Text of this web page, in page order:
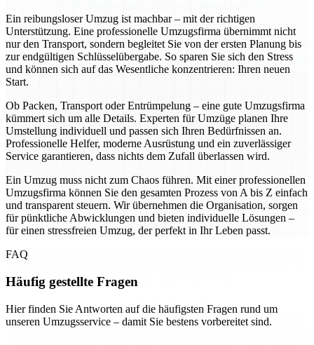
Ein reibungsloser Umzug ist machbar – mit der richtigen
Unterstützung. Eine professionelle Umzugsfirma übernimmt nicht
nur den Transport, sondern begleitet Sie von der ersten Planung bis
zur endgültigen Schlüsselübergabe. So sparen Sie sich den Stress
und können sich auf das Wesentliche konzentrieren: Ihren neuen
Start.
Ob Packen, Transport oder Entrümpelung – eine gute Umzugsfirma
kümmert sich um alle Details. Experten für Umzüge planen Ihre
Umstellung individuell und passen sich Ihren Bedürfnissen an.
Professionelle Helfer, moderne Ausrüstung und ein zuverlässiger
Service garantieren, dass nichts dem Zufall überlassen wird.
Ein Umzug muss nicht zum Chaos führen. Mit einer professionellen
Umzugsfirma können Sie den gesamten Prozess von A bis Z einfach
und transparent steuern. Wir übernehmen die Organisation, sorgen
für pünktliche Abwicklungen und bieten individuelle Lösungen –
für einen stressfreien Umzug, der perfekt in Ihr Leben passt.
FAQ
Häufig gestellte Fragen
Hier finden Sie Antworten auf die häufigsten Fragen rund um
unseren Umzugsservice – damit Sie bestens vorbereitet sind.